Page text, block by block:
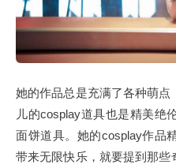
她的作品总是充满了各种萌
儿的cosplay道具也是精美绝
面饼道具。她的cosplay作品
带来无限快乐，就要提到那